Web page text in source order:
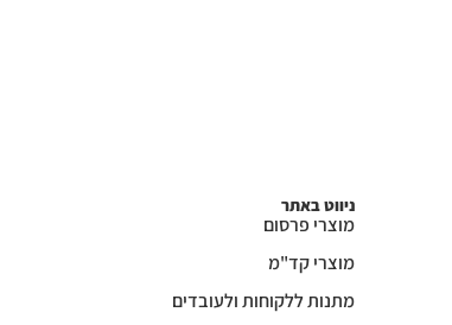
ניווט באתר
מוצרי פרסום
מוצרי קד"מ
מתנות ללקוחות ולעובדים